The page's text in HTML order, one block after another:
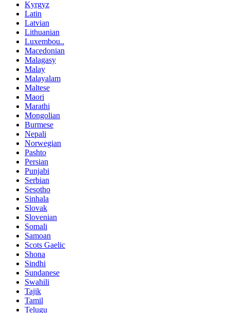
Kyrgyz
Latin
Latvian
Lithuanian
Luxembou..
Macedonian
Malagasy
Malay
Malayalam
Maltese
Maori
Marathi
Mongolian
Burmese
Nepali
Norwegian
Pashto
Persian
Punjabi
Serbian
Sesotho
Sinhala
Slovak
Slovenian
Somali
Samoan
Scots Gaelic
Shona
Sindhi
Sundanese
Swahili
Tajik
Tamil
Telugu